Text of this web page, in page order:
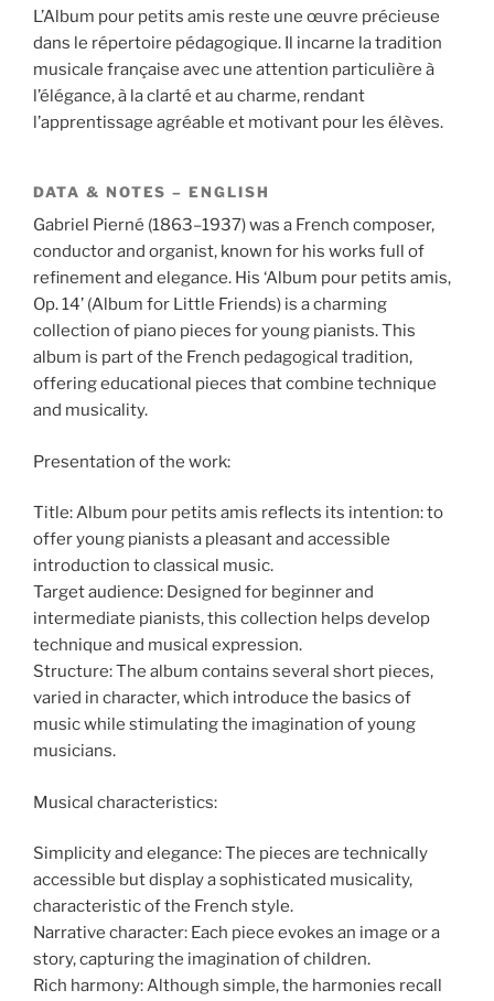
L’Album pour petits amis reste une œuvre précieuse
dans le répertoire pédagogique. Il incarne la tradition
musicale française avec une attention particulière à
l’élégance, à la clarté et au charme, rendant
l’apprentissage agréable et motivant pour les élèves.
DATA & NOTES – ENGLISH
Gabriel Pierné (1863–1937) was a French composer,
conductor and organist, known for his works full of
refinement and elegance. His ‘Album pour petits amis,
Op. 14’ (Album for Little Friends) is a charming
collection of piano pieces for young pianists. This
album is part of the French pedagogical tradition,
offering educational pieces that combine technique
and musicality.
Presentation of the work:
Title: Album pour petits amis reflects its intention: to
offer young pianists a pleasant and accessible
introduction to classical music.
Target audience: Designed for beginner and
intermediate pianists, this collection helps develop
technique and musical expression.
Structure: The album contains several short pieces,
varied in character, which introduce the basics of
music while stimulating the imagination of young
musicians.
Musical characteristics:
Simplicity and elegance: The pieces are technically
accessible but display a sophisticated musicality,
characteristic of the French style.
Narrative character: Each piece evokes an image or a
story, capturing the imagination of children.
Rich harmony: Although simple, the harmonies recall